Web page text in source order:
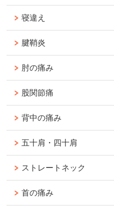
寝違え
腱鞘炎
肘の痛み
股関節痛
背中の痛み
五十肩・四十肩
ストレートネック
首の痛み